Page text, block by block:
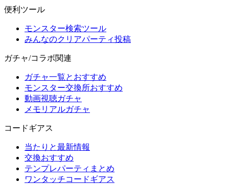
便利ツール
モンスター検索ツール
みんなのクリアパーティ投稿
ガチャ/コラボ関連
ガチャ一覧とおすすめ
モンスター交換所おすすめ
動画視聴ガチャ
メモリアルガチャ
コードギアス
当たりと最新情報
交換おすすめ
テンプレパーティまとめ
ワンタッチコードギアス